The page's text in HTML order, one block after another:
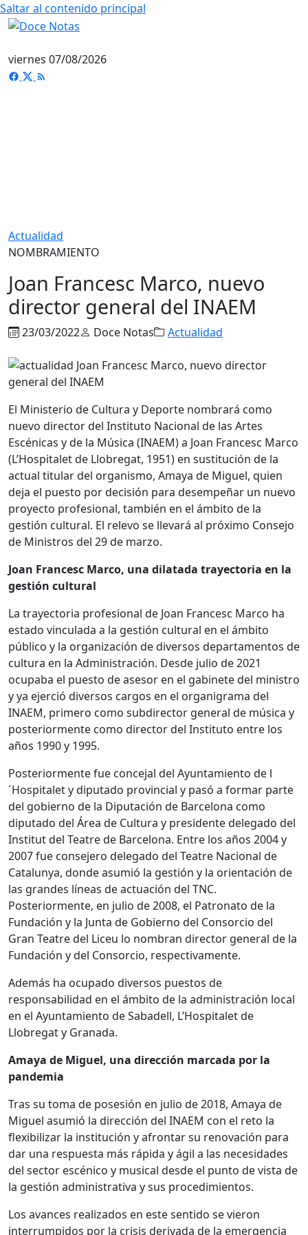
Saltar al contenido principal
viernes 07/08/2026
Actualidad
NOMBRAMIENTO
Joan Francesc Marco, nuevo
director general del INAEM
23/03/2022 Doce Notas Actualidad
El Ministerio de Cultura y Deporte nombrará como
nuevo director del Instituto Nacional de las Artes
Escénicas y de la Música (INAEM) a Joan Francesc Marco
(L’Hospitalet de Llobregat, 1951) en sustitución de la
actual titular del organismo, Amaya de Miguel, quien
deja el puesto por decisión para desempeñar un nuevo
proyecto profesional, también en el ámbito de la
gestión cultural. El relevo se llevará al próximo Consejo
de Ministros del 29 de marzo.
Joan Francesc Marco, una dilatada trayectoria en la
gestión cultural
La trayectoria profesional de Joan Francesc Marco ha
estado vinculada a la gestión cultural en el ámbito
público y la organización de diversos departamentos de
cultura en la Administración. Desde julio de 2021
ocupaba el puesto de asesor en el gabinete del ministro
y ya ejerció diversos cargos en el organigrama del
INAEM, primero como subdirector general de música y
posteriormente como director del Instituto entre los
años 1990 y 1995.
Posteriormente fue concejal del Ayuntamiento de l
´Hospitalet y diputado provincial y pasó a formar parte
del gobierno de la Diputación de Barcelona como
diputado del Área de Cultura y presidente delegado del
Institut del Teatre de Barcelona. Entre los años 2004 y
2007 fue consejero delegado del Teatre Nacional de
Catalunya, donde asumió la gestión y la orientación de
las grandes líneas de actuación del TNC.
Posteriormente, en julio de 2008, el Patronato de la
Fundación y la Junta de Gobierno del Consorcio del
Gran Teatre del Liceu lo nombran director general de la
Fundación y del Consorcio, respectivamente.
Además ha ocupado diversos puestos de
responsabilidad en el ámbito de la administración local
en el Ayuntamiento de Sabadell, L’Hospitalet de
Llobregat y Granada.
Amaya de Miguel, una dirección marcada por la
pandemia
Tras su toma de posesión en julio de 2018, Amaya de
Miguel asumió la dirección del INAEM con el reto la
flexibilizar la institución y afrontar su renovación para
dar una respuesta más rápida y ágil a las necesidades
del sector escénico y musical desde el punto de vista de
la gestión administrativa y sus procedimientos.
Los avances realizados en este sentido se vieron
interrumpidos por la crisis derivada de la emergencia